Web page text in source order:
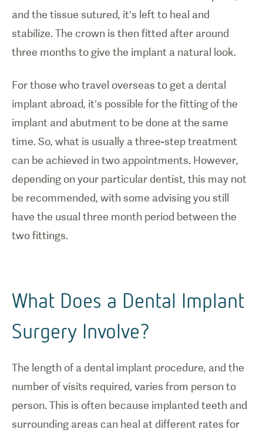
colocado en
el hueso de
la
and the tissue sutured, it’s left to heal and
stabilize. The crown is then fitted after around
three months to give the implant a natural look.
For those who travel overseas to get a dental
implant abroad, it’s possible for the fitting of the
implant and abutment to be done at the same
time. So, what is usually a three-step treatment
can be achieved in two appointments. However,
depending on your particular dentist, this may not
be recommended, with some advising you still
have the usual three month period between the
two fittings.
What Does a Dental Implant
Surgery Involve?
The length of a dental implant procedure, and the
number of visits required, varies from person to
person. This is often because implanted teeth and
surrounding areas can heal at different rates for